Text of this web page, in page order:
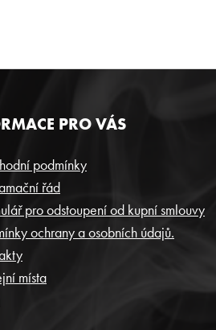
PRO VÁS
podmínky
řád
pro odstoupení od kupní smlouvy
ochrany a osobních údajů.
místa